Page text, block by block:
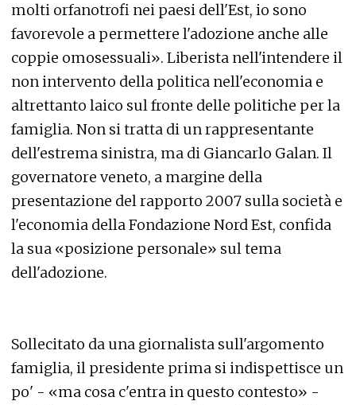
molti orfanotrofi nei paesi dell'Est, io sono
favorevole a permettere l'adozione anche alle
coppie omosessuali». Liberista nell'intendere il
non intervento della politica nell'economia e
altrettanto laico sul fronte delle politiche per la
famiglia. Non si tratta di un rappresentante
dell'estrema sinistra, ma di Giancarlo Galan. Il
governatore veneto, a margine della
presentazione del rapporto 2007 sulla società e
l'economia della Fondazione Nord Est, confida
la sua «posizione personale» sul tema
dell'adozione.
Sollecitato da una giornalista sull'argomento
famiglia, il presidente prima si indispettisce un
po' - «ma cosa c'entra in questo contesto» -